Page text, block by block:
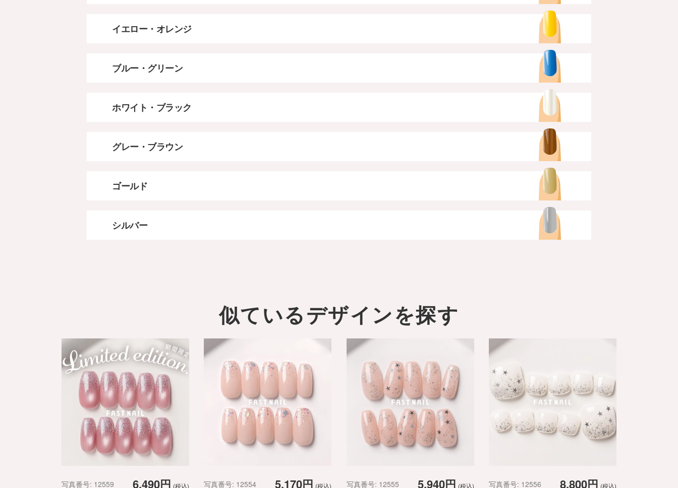
イエロー・オレンジ
ブルー・グリーン
ホワイト・ブラック
グレー・ブラウン
ゴールド
シルバー
似ているデザインを探す
6,490円 (税込)
写真番号: 12559 5,170円 (税込)
写真番号: 12554 5,940円 (税込)
写真番号: 12555 8,800円 (税込)
写真番号: 12556